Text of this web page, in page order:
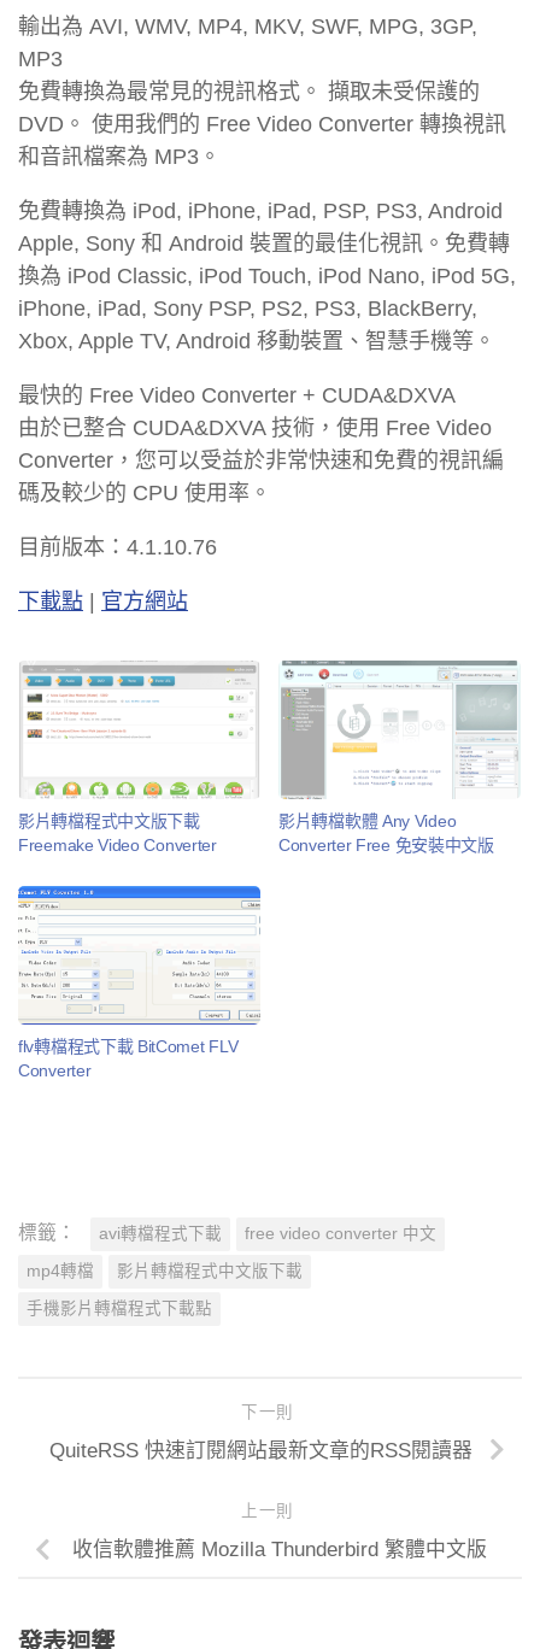
輸出為 AVI, WMV, MP4, MKV, SWF, MPG, 3GP,
MP3
免費轉換為最常見的視訊格式。 擷取未受保護的
DVD。 使用我們的 Free Video Converter 轉換視訊
和音訊檔案為 MP3。
免費轉換為 iPod, iPhone, iPad, PSP, PS3, Android
Apple, Sony 和 Android 裝置的最佳化視訊。免費轉
換為 iPod Classic, iPod Touch, iPod Nano, iPod 5G,
iPhone, iPad, Sony PSP, PS2, PS3, BlackBerry,
Xbox, Apple TV, Android 移動裝置、智慧手機等。
最快的 Free Video Converter + CUDA&DXVA
由於已整合 CUDA&DXVA 技術，使用 Free Video
Converter，您可以受益於非常快速和免費的視訊編
碼及較少的 CPU 使用率。
目前版本：4.1.10.76
下載點 官方網站
影片轉檔程式中文版下載
Freemake Video Converter
影片轉檔軟體 Any Video
Converter Free 免安裝中文版
flv轉檔程式下載 BitComet FLV
Converter
標籤： avi轉檔程式下載 free video converter 中文
mp4轉檔 影片轉檔程式中文版下載
手機影片轉檔程式下載點
下一則
QuiteRSS 快速訂閱網站最新文章的RSS閱讀器
上一則
收信軟體推薦 Mozilla Thunderbird 繁體中文版
發表迴響